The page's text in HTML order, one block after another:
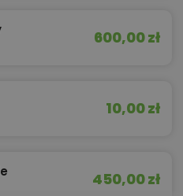
600,00 zł
10,00 zł
450,00 zł